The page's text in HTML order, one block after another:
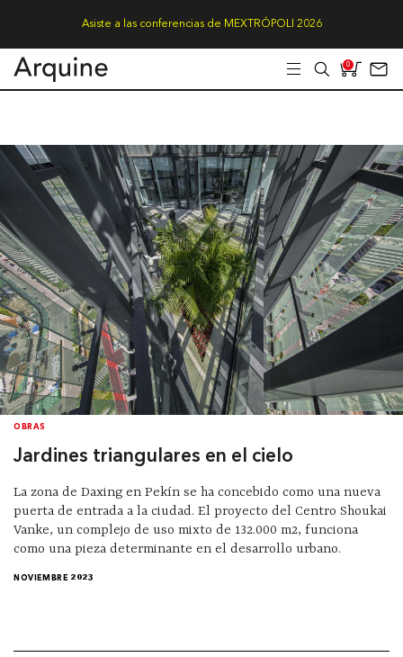
Asiste a las conferencias de MEXTRÓPOLI 2026
0
OBRAS
Jardines triangulares en el cielo
La zona de Daxing en Pekín se ha concebido como una nueva
puerta de entrada a la ciudad. El proyecto del Centro Shoukai
Vanke, un complejo de uso mixto de 132.000 m2, funciona
como una pieza determinante en el desarrollo urbano.
NOVIEMBRE 2023